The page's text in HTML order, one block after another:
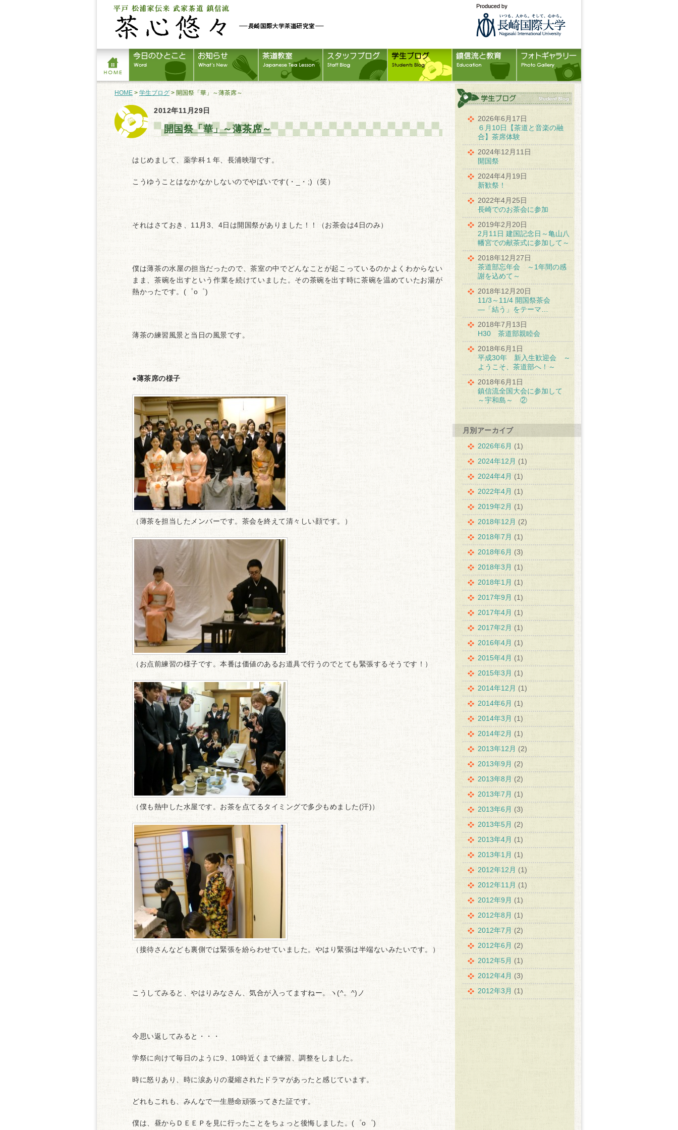
HOME > 学生ブログ > 開国祭「華」～薄茶席～
2012年11月29日
開国祭「華」～薄茶席～
はじめまして、薬学科１年、長浦映瑠です。
こうゆうことはなかなかしないのでやばいです(・_・;)（笑）
それはさておき、11月3、4日は開国祭がありました！！（お茶会は4日のみ）
僕は薄茶の水屋の担当だったので、茶室の中でどんなことが起こっているのかよくわからない
まま、茶碗を出すという作業を続けていました。その茶碗を出す時に茶碗を温めていたお湯が
熱かったです。(゜o゜)
薄茶の練習風景と当日の風景です。
●薄茶席の様子
（薄茶を担当したメンバーです。茶会を終えて清々しい顔です。）
（お点前練習の様子です。本番は価値のあるお道具で行うのでとても緊張するそうです！）
（僕も熱中した水屋です。お茶を点てるタイミングで多少もめました(汗)）
（接待さんなども裏側では緊張を紛らわせていました。やはり緊張は半端ないみたいです。）
こうしてみると、やはりみなさん、気合が入ってますねー。ヽ(^。^)ノ
今思い返してみると・・・
学祭に向けて毎日のように9、10時近くまで練習、調整をしました。
時に怒りあり、時に涙ありの凝縮されたドラマがあったと感じています。
どれもこれも、みんなで一生懸命頑張ってきた証です。
僕は、昼からＤＥＥＰを見に行ったことをちょっと後悔しました。(゜o゜)
2026年6月17日
６月10日【茶道と音楽の融
合】茶席体験
2024年12月11日
開国祭
2024年4月19日
新歓祭！
2022年4月25日
長崎でのお茶会に参加
2019年2月20日
2月11日 建国記念日～亀山八
幡宮での献茶式に参加して～
2018年12月27日
茶道部忘年会 ～1年間の感
謝を込めて～
2018年12月20日
11/3～11/4 開国祭茶会
―「結う」をテーマ…
2018年7月13日
H30 茶道部親睦会
2018年6月1日
平成30年 新入生歓迎会 ～
ようこそ、茶道部へ！～
2018年6月1日
鎮信流全国大会に参加して
～宇和島～ ②
月別アーカイブ
2026年6月 (1)
2024年12月 (1)
2024年4月 (1)
2022年4月 (1)
2019年2月 (1)
2018年12月 (2)
2018年7月 (1)
2018年6月 (3)
2018年3月 (1)
2018年1月 (1)
2017年9月 (1)
2017年4月 (1)
2017年2月 (1)
2016年4月 (1)
2015年4月 (1)
2015年3月 (1)
2014年12月 (1)
2014年6月 (1)
2014年3月 (1)
2014年2月 (1)
2013年12月 (2)
2013年9月 (2)
2013年8月 (2)
2013年7月 (1)
2013年6月 (3)
2013年5月 (2)
2013年4月 (1)
2013年1月 (1)
2012年12月 (1)
2012年11月 (1)
2012年9月 (1)
2012年8月 (1)
2012年7月 (2)
2012年6月 (2)
2012年5月 (1)
2012年4月 (3)
2012年3月 (1)